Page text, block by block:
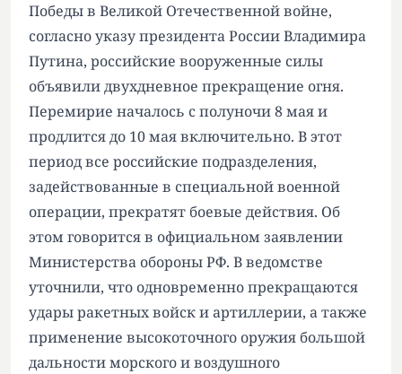
Победы в Великой Отечественной войне,
согласно указу президента России Владимира
Путина, российские вооруженные силы
объявили двухдневное прекращение огня.
Перемирие началось с полуночи 8 мая и
продлится до 10 мая включительно. В этот
период все российские подразделения,
задействованные в специальной военной
операции, прекратят боевые действия. Об
этом говорится в официальном заявлении
Министерства обороны РФ. В ведомстве
уточнили, что одновременно прекращаются
удары ракетных войск и артиллерии, а также
применение высокоточного оружия большой
дальности морского и воздушного